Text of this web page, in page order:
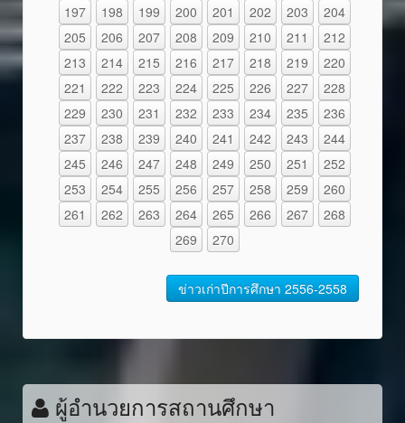
197
198 199 200 201 202 203
204
205
206 207 208 209 210 211
212
213
214 215 216 217 218 219
220
221
222 223 224 225 226 227
228
229
230 231 232 233 234 235
236
237
238 239 240 241 242 243
244
245
246 247 248 249 250 251
252
253
254 255 256 257 258 259
260
261
262 263 264 265 266 267
268
269
270
ข่าวเก่าปีการศึกษา 2556-2558
ผู้อำนวยการสถานศึกษา